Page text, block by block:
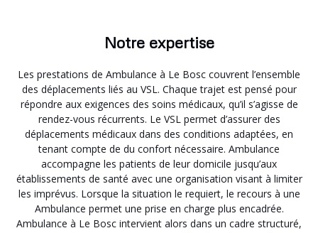
Notre expertise
Les prestations de Ambulance à Le Bosc couvrent l’ensemble
des déplacements liés au VSL. Chaque trajet est pensé pour
répondre aux exigences des soins médicaux, qu’il s’agisse de
rendez-vous récurrents. Le VSL permet d’assurer des
déplacements médicaux dans des conditions adaptées, en
tenant compte de du confort nécessaire. Ambulance
accompagne les patients de leur domicile jusqu’aux
établissements de santé avec une organisation visant à limiter
les imprévus. Lorsque la situation le requiert, le recours à une
Ambulance permet une prise en charge plus encadrée.
Ambulance à Le Bosc intervient alors dans un cadre structuré,